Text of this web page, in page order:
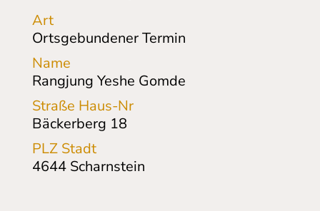
Art
Ortsgebundener Termin
Name
Rangjung Yeshe Gomde
Straße Haus-Nr
Bäckerberg 18
PLZ Stadt
4644 Scharnstein